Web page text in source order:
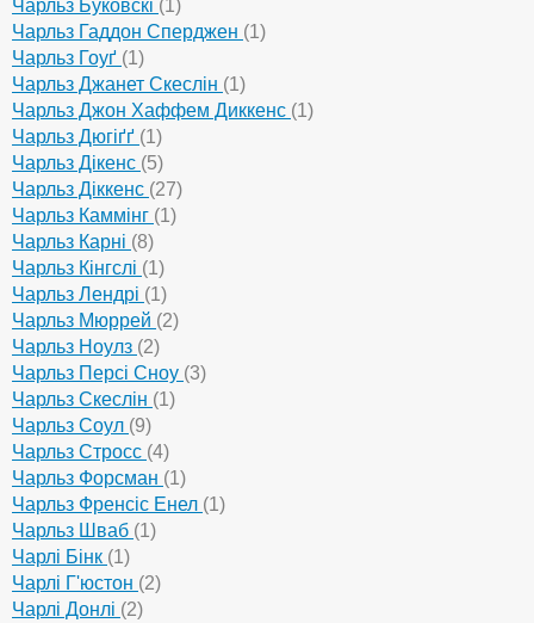
Чарльз Буковскі (1)
Чарльз Гаддон Сперджен (1)
Чарльз Гоуґ (1)
Чарльз Джанет Скеслін (1)
Чарльз Джон Хаффем Диккенс (1)
Чарльз Дюгіґґ (1)
Чарльз Дікенс (5)
Чарльз Діккенс (27)
Чарльз Каммінг (1)
Чарльз Карні (8)
Чарльз Кінгслі (1)
Чарльз Лендрі (1)
Чарльз Мюррей (2)
Чарльз Ноулз (2)
Чарльз Персі Сноу (3)
Чарльз Скеслін (1)
Чарльз Соул (9)
Чарльз Стросс (4)
Чарльз Форсман (1)
Чарльз Френсіс Енел (1)
Чарльз Шваб (1)
Чарлі Бінк (1)
Чарлі Г'юстон (2)
Чарлі Донлі (2)